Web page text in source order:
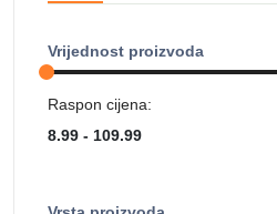
Vrijednost proizvoda
Raspon cijena: